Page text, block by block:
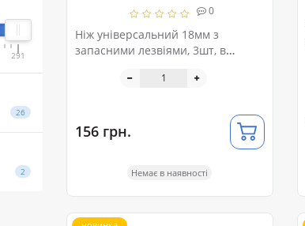
291
26
2
0
Ніж універсальний 18мм з
запасними лезвіями, 3шт, в
156 грн.
Немає в наявності